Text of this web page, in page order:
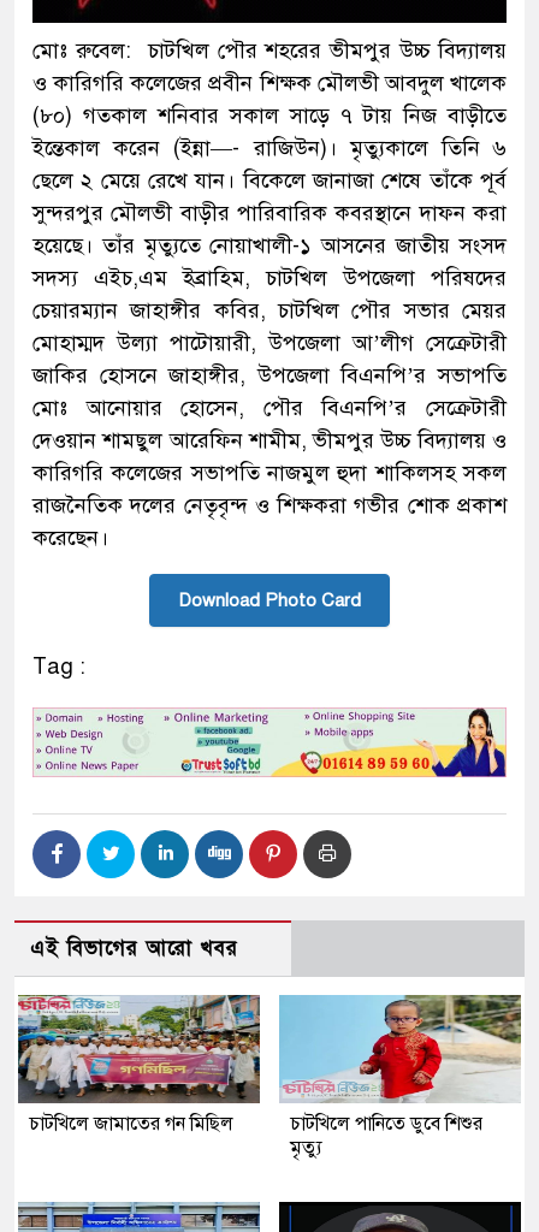
মোঃ রুবেল: চাটখিল পৌর শহরের ভীমপুর উচ্চ বিদ্যালয়
ও কারিগরি কলেজের প্রবীন শিক্ষক মৌলভী আবদুল খালেক
(৮০) গতকাল শনিবার সকাল সাড়ে ৭ টায় নিজ বাড়ীতে
ইন্তেকাল করেন (ইন্না—- রাজিউন)। মৃত্যুকালে তিনি ৬
ছেলে ২ মেয়ে রেখে যান। বিকেলে জানাজা শেষে তাঁকে পূর্ব
সুন্দরপুর মৌলভী বাড়ীর পারিবারিক কবরস্থানে দাফন করা
হয়েছে। তাঁর মৃত্যুতে নোয়াখালী-১ আসনের জাতীয় সংসদ
সদস্য এইচ,এম ইব্রাহিম, চাটখিল উপজেলা পরিষদের
চেয়ারম্যান জাহাঙ্গীর কবির, চাটখিল পৌর সভার মেয়র
মোহাম্মদ উল্যা পাটোয়ারী, উপজেলা আ’লীগ সেক্রেটারী
জাকির হোসনে জাহাঙ্গীর, উপজেলা বিএনপি’র সভাপতি
মোঃ আনোয়ার হোসেন, পৌর বিএনপি’র সেক্রেটারী
দেওয়ান শামছুল আরেফিন শামীম, ভীমপুর উচ্চ বিদ্যালয় ও
কারিগরি কলেজের সভাপতি নাজমুল হুদা শাকিলসহ সকল
রাজনৈতিক দলের নেতৃবৃন্দ ও শিক্ষকরা গভীর শোক প্রকাশ
করেছেন।
Download Photo Card
Tag :
এই বিভাগের আরো খবর
চাটখিলে জামাতের গন মিছিল
চাটখিলে পানিতে ডুবে শিশুর
মৃত্যু